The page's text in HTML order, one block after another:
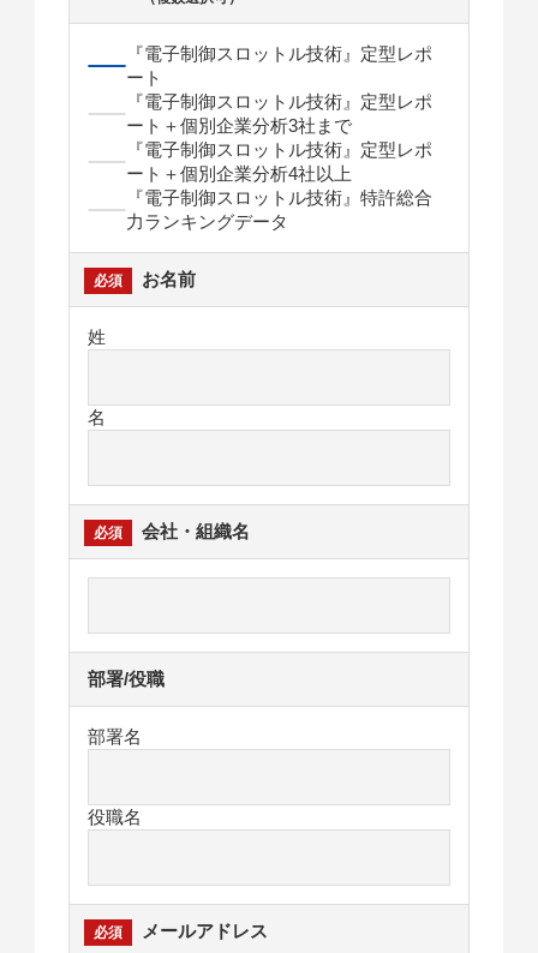
『電子制御スロットル技術』定型レポ
ート
『電子制御スロットル技術』定型レポ
ート＋個別企業分析3社まで
『電子制御スロットル技術』定型レポ
ート＋個別企業分析4社以上
『電子制御スロットル技術』特許総合
力ランキングデータ
お名前
姓
名
会社・組織名
部署/役職
部署名
役職名
メールアドレス